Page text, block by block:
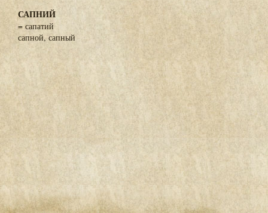
САПНИЙ
= сапатий
сапной, сапный